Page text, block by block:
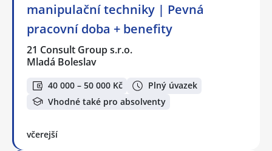
manipulační techniky | Pevná
pracovní doba + benefity
21 Consult Group s.r.o.
Mladá Boleslav
40 000 – 50 000 Kč
Plný úvazek
Vhodné také pro absolventy
včerejší